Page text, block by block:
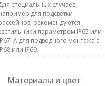
специальных случаев,
для подсветки
рекомендуются
параметром IP65 или
А для подводного монтажа с
или IP69.
Материалы и цвет